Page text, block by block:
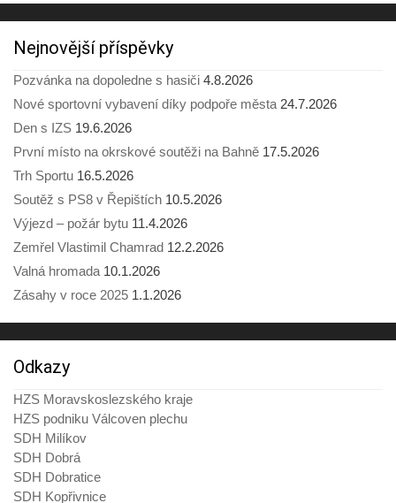
Nejnovější příspěvky
Pozvánka na dopoledne s hasiči 4.8.2026
Nové sportovní vybavení díky podpoře města 24.7.2026
Den s IZS 19.6.2026
První místo na okrskové soutěži na Bahně 17.5.2026
Trh Sportu 16.5.2026
Soutěž s PS8 v Řepištích 10.5.2026
Výjezd – požár bytu 11.4.2026
Zemřel Vlastimil Chamrad 12.2.2026
Valná hromada 10.1.2026
Zásahy v roce 2025 1.1.2026
Odkazy
HZS Moravskoslezského kraje
HZS podniku Válcoven plechu
SDH Milíkov
SDH Dobrá
SDH Dobratice
SDH Kopřivnice